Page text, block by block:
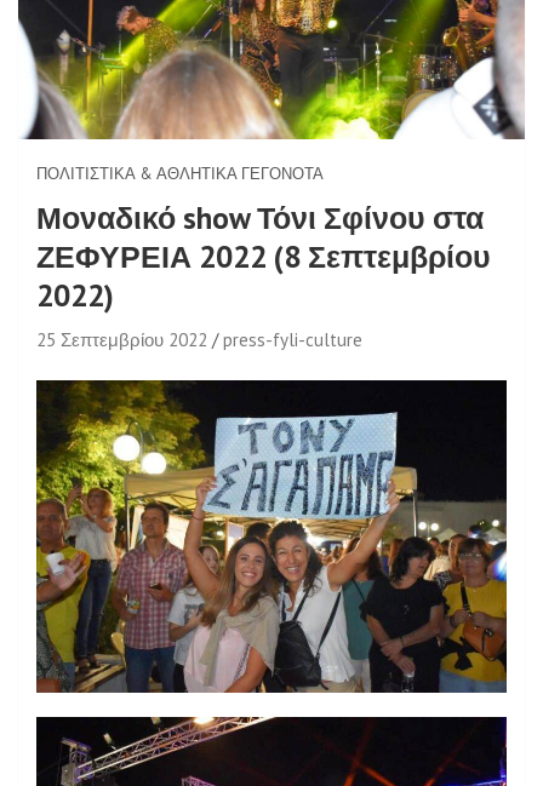
ΠΟΛΙΤΙΣΤΙΚΆ & ΑΘΛΗΤΙΚΆ ΓΕΓΟΝΌΤΑ
Μοναδικό show Τόνι Σφίνου στα
ΖΕΦΥΡΕΙΑ 2022 (8 Σεπτεμβρίου
2022)
25 Σεπτεμβρίου 2022 press-fyli-culture